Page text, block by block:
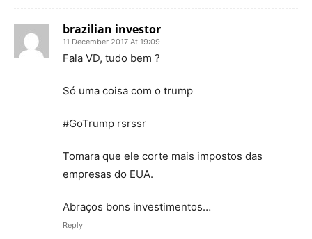
brazilian investor
11 December 2017 At 19:09
Fala VD, tudo bem ?
Só uma coisa com o trump
#GoTrump rsrssr
Tomara que ele corte mais impostos das
empresas do EUA.
Abraços bons investimentos…
Reply